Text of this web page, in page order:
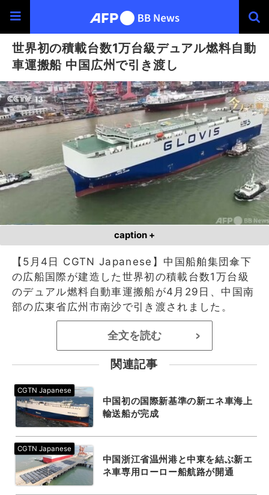
世界初の積載台数1万台級デュアル燃料自動
車運搬船 中国広州で引き渡し
caption +
【5月4日 CGTN Japanese】中国船舶集団傘下
の広船国際が建造した世界初の積載台数1万台級
のデュアル燃料自動車運搬船が4月29日、中国南
部の広東省広州市南沙で引き渡されました。
全文を読む >
関連記事
中国初の国際新基準の新エネ車海上
輸送船が完成
中国浙江省温州港と中東を結ぶ新エ
ネ車専用ローロー船航路が開通